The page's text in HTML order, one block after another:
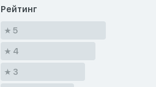
Рейтинг
5
4
3